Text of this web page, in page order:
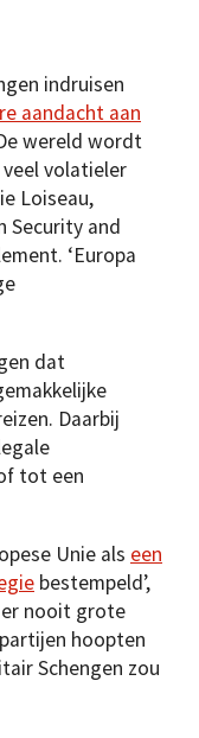
indruisen
aandacht aan
wereld wordt
volatieler
Loiseau,
Security and
‘Europa
dat
Daarbij
tot een
Unie als een
bestempeld’,
er nooit grote
hoopten
Schengen zou